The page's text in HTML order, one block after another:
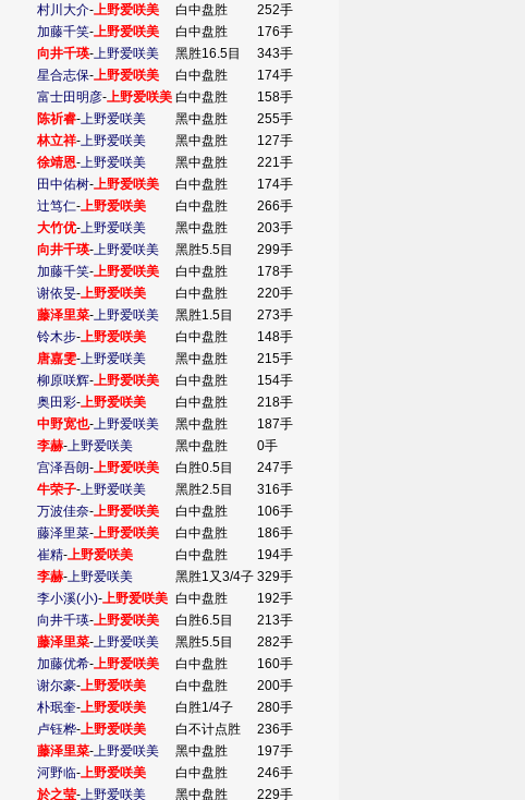
村川大介-上野爱咲美 白中盘胜
252手
加藤千笑-上野爱咲美 白中盘胜
176手
向井千瑛-上野爱咲美 黑胜16.5目
343手
星合志保-上野爱咲美 白中盘胜
174手
富士田明彦-上野爱咲美 白中盘胜
158手
陈祈睿-上野爱咲美 黑中盘胜
255手
林立祥-上野爱咲美 黑中盘胜
127手
徐靖恩-上野爱咲美 黑中盘胜
221手
田中佑树-上野爱咲美 白中盘胜
174手
辻笃仁-上野爱咲美 白中盘胜
266手
大竹优-上野爱咲美 黑中盘胜
203手
向井千瑛-上野爱咲美 黑胜5.5目
299手
加藤千笑-上野爱咲美 白中盘胜
178手
谢依旻-上野爱咲美 白中盘胜
220手
藤泽里菜-上野爱咲美 黑胜1.5目
273手
铃木步-上野爱咲美 白中盘胜
148手
唐嘉雯-上野爱咲美 黑中盘胜
215手
柳原咲辉-上野爱咲美 白中盘胜
154手
奥田彩-上野爱咲美 白中盘胜
218手
中野宽也-上野爱咲美 黑中盘胜
187手
李赫-上野爱咲美 黑中盘胜
0手
宫泽吾朗-上野爱咲美 白胜0.5目
247手
牛荣子-上野爱咲美 黑胜2.5目
316手
万波佳奈-上野爱咲美 白中盘胜
106手
藤泽里菜-上野爱咲美 白中盘胜
186手
崔精-上野爱咲美 白中盘胜
194手
李赫-上野爱咲美 黑胜1又3/4子 329手
李小溪(小)-上野爱咲美 白中盘胜
192手
向井千瑛-上野爱咲美 白胜6.5目
213手
藤泽里菜-上野爱咲美 黑胜5.5目
282手
加藤优希-上野爱咲美 白中盘胜
160手
谢尔豪-上野爱咲美 白中盘胜
200手
朴珉奎-上野爱咲美 白胜1/4子
280手
卢钰桦-上野爱咲美 白不计点胜
236手
藤泽里菜-上野爱咲美 黑中盘胜
197手
河野临-上野爱咲美 白中盘胜
246手
於之莹-上野爱咲美 黑中盘胜
229手